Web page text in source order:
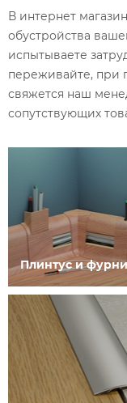
В интернет
обустройства
испытываете
переживайте, при
свяжется наш
сопутствующих
Плинтус и